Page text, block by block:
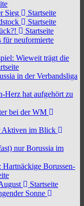
Sieg
Startseite
Startseite
Startseite
für neuformierte
Wieweit trägt die
in der Verbandsliga
Herz hat aufgehört zu
bei der WM
Aktiven im Blick
nur Borussia im
Borussen-
Startseite
Sonne